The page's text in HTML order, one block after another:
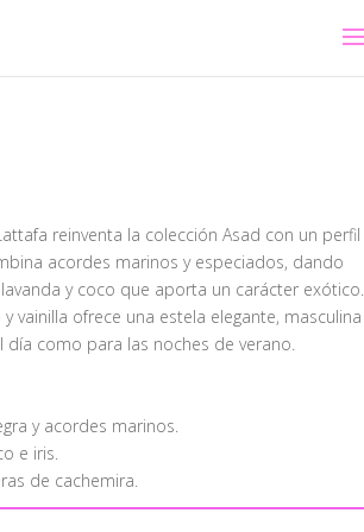
reinventa la colección Asad con un perfil
acordes marinos y especiados, dando
y coco que aporta un carácter exótico.
vainilla ofrece una estela elegante, masculina
como para las noches de verano.
y acordes marinos.
e iris.
de cachemira.